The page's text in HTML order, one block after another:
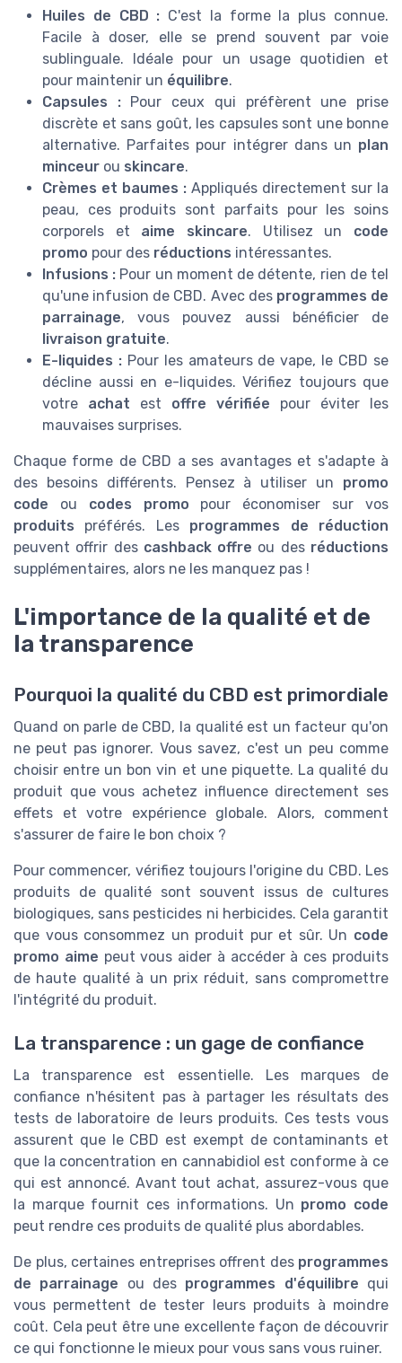
Huiles de CBD : C'est la forme la plus connue.
Facile à doser, elle se prend souvent par voie
sublinguale. Idéale pour un usage quotidien et
pour maintenir un équilibre.
Capsules :Pour ceux qui préfèrent une prise
discrète et sans goût, les capsules sont une bonne
alternative. Parfaites pour intégrer dans un plan
minceur ou skincare.
Crèmes et baumes : Appliqués directement sur la
peau, ces produits sont parfaits pour les soins
corporels et aime skincare. Utilisez un code
promo pour des réductions intéressantes.
Infusions : Pour un moment de détente, rien de tel
qu'une infusion de CBD. Avec des programmes de
parrainage, vous pouvez aussi bénéficier de
livraison gratuite.
E-liquides :Pour les amateurs de vape, le CBD se
décline aussi en e-liquides. Vérifiez toujours que
votre achat est offre vérifiée pour éviter les
mauvaises surprises.
Chaque forme de CBD a ses avantages et s'adapte à
des besoins différents. Pensez à utiliser un promo
code ou codes promo pour économiser sur vos
produits préférés. Les programmes de réduction
peuvent offrir des cashback offre ou des réductions
supplémentaires, alors ne les manquez pas !
L'importance de la qualité et de
la transparence
Pourquoi la qualité du CBD est primordiale
Quand on parle de CBD, la qualité est un facteur qu'on
ne peut pas ignorer. Vous savez, c'est un peu comme
choisir entre un bon vin et une piquette. La qualité du
produit que vous achetez influence directement ses
effets et votre expérience globale. Alors, comment
s'assurer de faire le bon choix ?
Pour commencer, vérifiez toujours l'origine du CBD. Les
produits de qualité sont souvent issus de cultures
biologiques, sans pesticides ni herbicides. Cela garantit
que vous consommez un produit pur et sûr. Un code
promo aime peut vous aider à accéder à ces produits
de haute qualité à un prix réduit, sans compromettre
l'intégrité du produit.
La transparence : un gage de confiance
La transparence est essentielle. Les marques de
confiance n'hésitent pas à partager les résultats des
tests de laboratoire de leurs produits. Ces tests vous
assurent que le CBD est exempt de contaminants et
que la concentration en cannabidiol est conforme à ce
qui est annoncé. Avant tout achat, assurez-vous que
la marque fournit ces informations. Un promo code
peut rendre ces produits de qualité plus abordables.
De plus, certaines entreprises offrent des programmes
de parrainage ou des programmes d'équilibre qui
vous permettent de tester leurs produits à moindre
coût. Cela peut être une excellente façon de découvrir
ce qui fonctionne le mieux pour vous sans vous ruiner.